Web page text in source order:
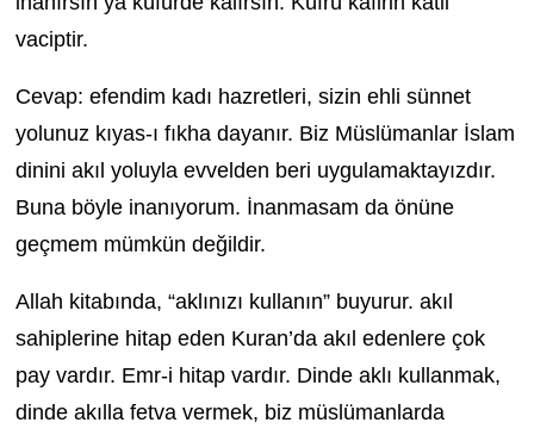
vaciptir.
Cevap: efendim kadı hazretleri, sizin ehli sünnet
yolunuz kıyas-ı fıkha dayanır. Biz Müslümanlar İslam
dinini akıl yoluyla evvelden beri uygulamaktayızdır.
Buna böyle inanıyorum. İnanmasam da önüne
geçmem mümkün değildir.
Allah kitabında, “aklınızı kullanın” buyurur. akıl
sahiplerine hitap eden Kuran’da akıl edenlere çok
pay vardır. Emr-i hitap vardır. Dinde aklı kullanmak,
dinde akılla fetva vermek, biz müslümanlarda